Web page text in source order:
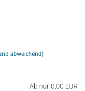
abweichend)
Ab nur 0,00 EUR